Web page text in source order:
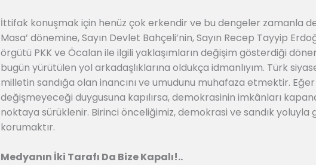
İttifak konuşmak için henüz çok erkendir ve bu dengeler zamanla
Masa’ dönemine, Sayın Devlet Bahçeli’nin, Sayın Recep Tayyip
örgütü PKK ve Öcalan ile ilgili yaklaşımların değişim gösterdiği
bugün yürütülen yol arkadaşlıklarına oldukça idmanlıyım. Türk
milletin sandığa olan inancını ve umudunu muhafaza etmektir.
değişmeyeceği duygusuna kapılırsa, demokrasinin imkânları
noktaya sürüklenir. Birinci önceliğimiz, demokrasi ve sandık
korumaktır.
Medyanın İki Tarafı Da Bize Kapalı!..